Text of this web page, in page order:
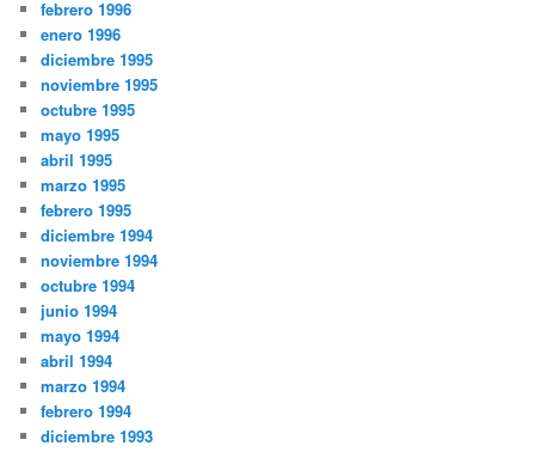
febrero 1996
enero 1996
diciembre 1995
noviembre 1995
octubre 1995
mayo 1995
abril 1995
marzo 1995
febrero 1995
diciembre 1994
noviembre 1994
octubre 1994
junio 1994
mayo 1994
abril 1994
marzo 1994
febrero 1994
diciembre 1993